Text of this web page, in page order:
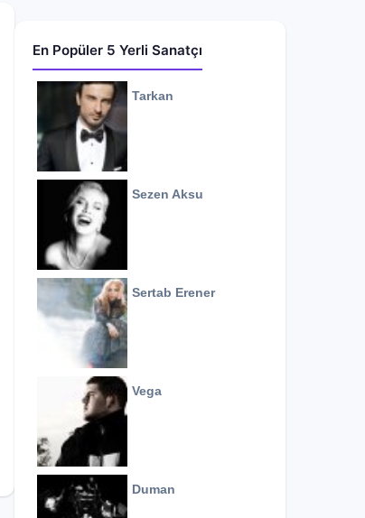
En Popüler 5 Yerli Sanatçı
Tarkan
Sezen Aksu
Sertab Erener
Vega
Duman